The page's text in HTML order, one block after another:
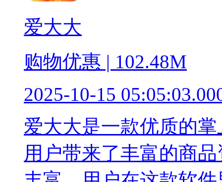
爱大大
购物优惠 | 102.48M
2025-10-15
爱大大是一款优质的
用户带来了丰富的商